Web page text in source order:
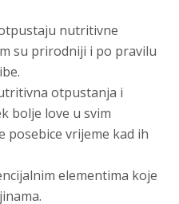
nutritivne
su prirodniji i po pravilu
otpustanja i
bolje love u svim
posebice vrijeme kad ih
elementima koje